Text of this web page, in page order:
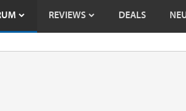
REVIEWS DEALS